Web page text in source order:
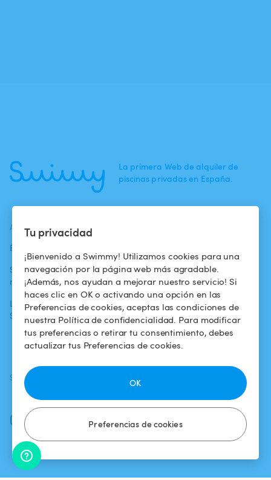
Tu privacidad
¡Bienvenido a Swimmy! Utilizamos cookies para una
navegación por la página web más agradable.
¡Además, nos ayudan a mejorar nuestro servicio! Si
haces clic en OK o activando una opción en las
Preferencias de cookies, aceptas las condiciones de
nuestra Política de confidencialidad. Para modificar
tus preferencias o retirar tu consentimiento, debes
actualizar tus Preferencias de cookies.
Preferencias de cookies
OK
La primera Web de alquiler de
piscinas privadas en España.
ACTUALIDADES
Blog
Swimmy en los
medios
La aventura
Swimmy
Para los
propietarios
Alquilar mi
piscina
¿Cómo funciona?
Condiciones de
uso
Política de
confidencialidad
Aviso legal
SÍGUENOS
Facebook
Instagram